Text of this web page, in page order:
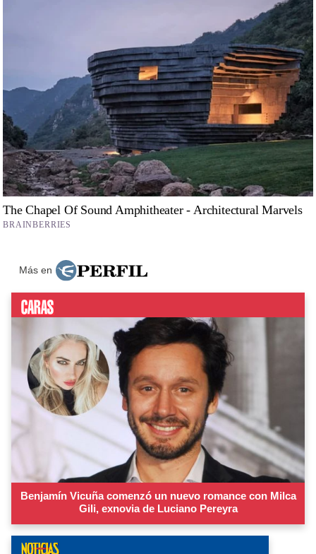
Más en
Benjamín Vicuña comenzó un nuevo romance con Milca
Gili, exnovia de Luciano Pereyra